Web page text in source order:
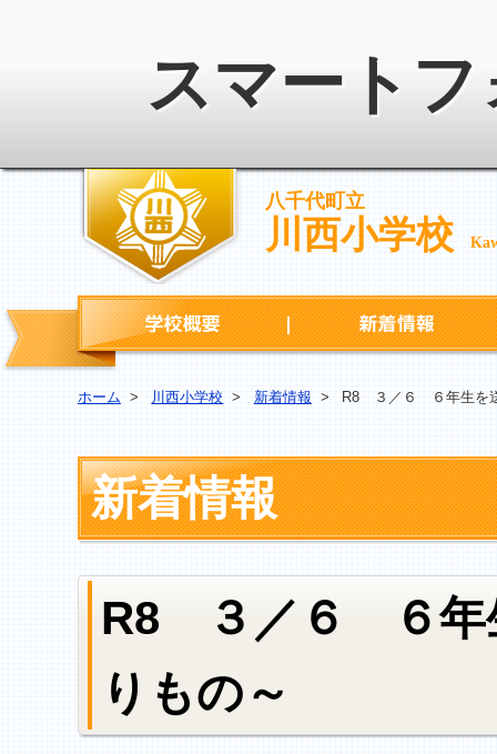
スマート
八千代町立
川西小学校
学校概要
ホーム > 川西小学校 > 新着情報 > R8 ３／６ ６年生を
新着情報
R8 ３／６ ６年
りもの～